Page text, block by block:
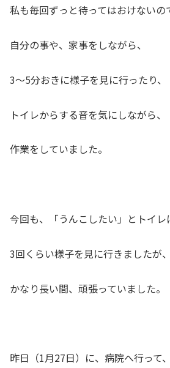
私も毎回ずっと待ってはおけないの
自分の事や、家事をしながら、
3～5分おきに様子を見に行ったり、
トイレからする音を気にしながら、
作業をしていました。
今回も、「うんこしたい」とトイレ
3回くらい様子を見に行きましたが、
かなり長い間、頑張っていました。
昨日（1月27日）に、病院へ行って、